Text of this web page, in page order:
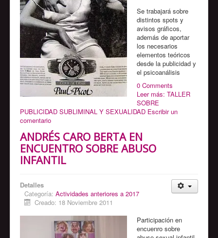
Se trabajará sobre
distintos spots y
avisos gráficos,
además de aportar
los necesarios
elementos teóricos
desde la publicidad y
el psicoanálisis
0 Comments
Leer más: TALLER
SOBRE
PUBLICIDAD SUBLIMINAL Y SEXUALIDAD Escribir un
comentario
ANDRÉS CARO BERTA EN
ENCUENTRO SOBRE ABUSO
INFANTIL
Detalles
Categoría: Actividades anteriores a 2017
Creado: 18 Noviembre 2011
Participación en
encuenro sobre